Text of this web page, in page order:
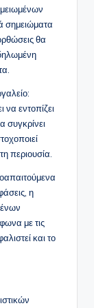
σημειώματα
θα
να εντοπίζει
συγκρίνει
περιουσία.
η
με τις
και το